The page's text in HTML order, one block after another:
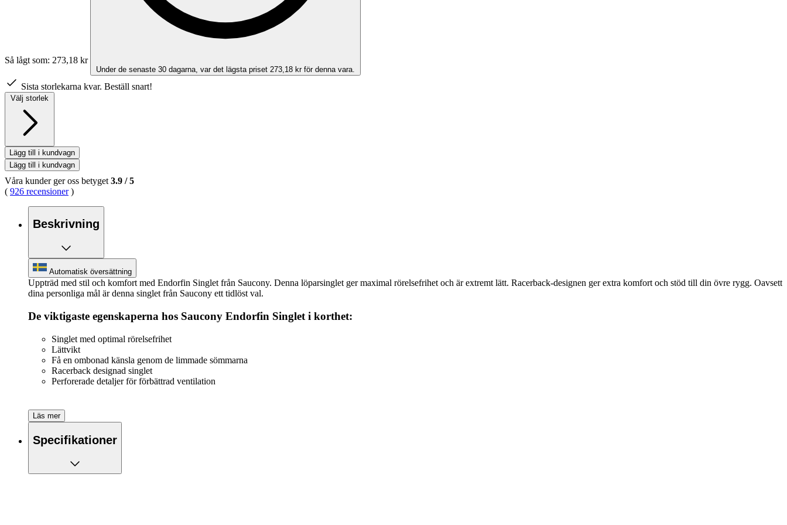
Så lågt som: 273,18 kr
Under de senaste 30 dagarna, var det lägsta priset 273,18 kr för denna vara.
Sista storlekarna kvar. Beställ snart!
Välj storlek
Lägg till i kundvagn
Lägg till i kundvagn
Våra kunder ger oss betyget 3.9 /5
( 926 recensioner)
Beskrivning
Automatisk översättning
Uppträd med stil och komfort med Endorfin Singlet från Saucony. Denna löparsinglet ger maximal rörelsefrihet och är extremt lätt. Racerback-designen ger extra komfort och stöd till din övre rygg. Oavsett
dina personliga mål är denna singlet från Saucony ett tidlöst val.
De viktigaste egenskaperna hos Saucony Endorfin Singlet i korthet:
Singlet med optimal rörelsefrihet
Lättvikt
Få en ombonad känsla genom de limmade sömmarna
Racerback designad singlet
Perforerade detaljer för förbättrad ventilation
Läs mer
Specifikationer